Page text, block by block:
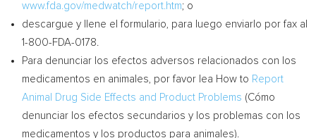
www.fda.gov/medwatch/report.htm; o
descargue y llene el formulario, para luego enviarlo por fax al
1-800-FDA-0178.
Para denunciar los efectos adversos relacionados con los
medicamentos en animales, por favor lea How to Report
Animal Drug Side Effects and Product Problems (Cómo
denunciar los efectos secundarios y los problemas con los
medicamentos y los productos para animales).